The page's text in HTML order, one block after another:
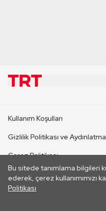
Bu sitede tanımlama bilgileri
ederek, çerez kullanımımızı
Politikası
CANLI YAYINLAR
Kullanım Koşulları
Gizlilik Politikası ve
Çerez Politikası
İletişim
Her hakkı saklıdır. ©2026